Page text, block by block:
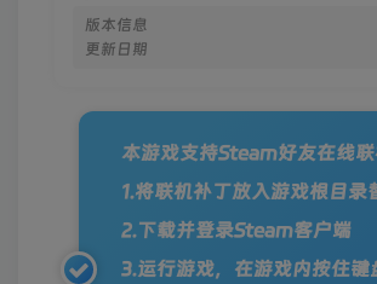
版本信息
更新日期
本游戏支持Steam好友在线联
1.将联机补丁放入游戏根目录
2.下载并登录Steam客户端
3.运行游戏，在游戏内按住